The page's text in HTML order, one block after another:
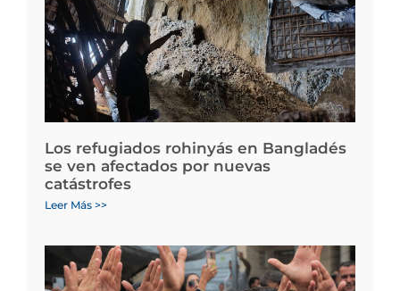
Los refugiados rohinyás en Bangladés
se ven afectados por nuevas
catástrofes
Leer Más >>